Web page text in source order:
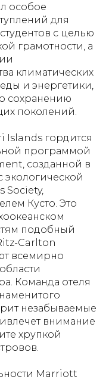
особое
для
с целью
грамотности, а
климатических
и энергетики,
сохранению
поколений.
Islands гордится
программой
созданной в
экологической
Society,
Кусто. Это
подобный
Carlton
всемирно
Команда отеля
незабываемые
внимание
хрупкой
Marriott